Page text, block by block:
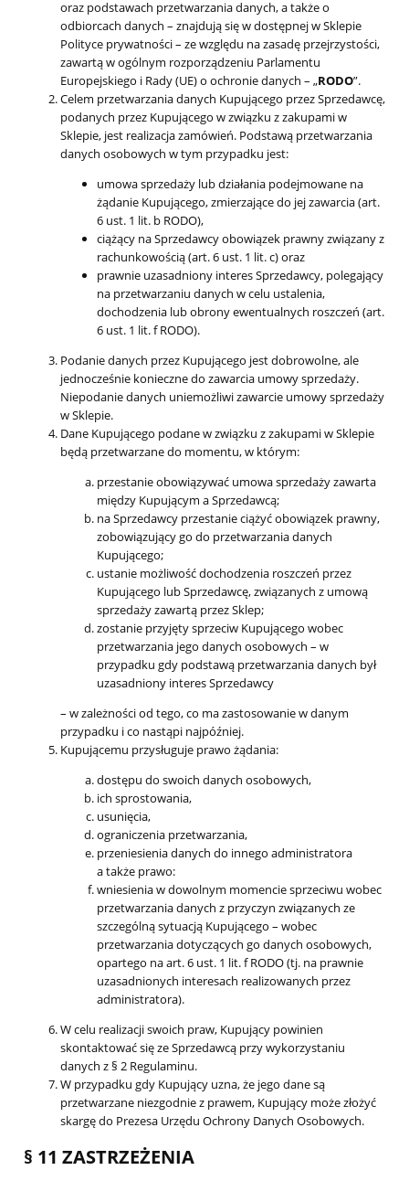
oraz podstawach przetwarzania danych, a także o
odbiorcach danych – znajdują się w dostępnej w Sklepie
Polityce prywatności – ze względu na zasadę przejrzystości,
zawartą w ogólnym rozporządzeniu Parlamentu
Europejskiego i Rady (UE) o ochronie danych – „RODO”.
Celem przetwarzania danych Kupującego przez Sprzedawcę,
podanych przez Kupującego w związku z zakupami w
Sklepie, jest realizacja zamówień. Podstawą przetwarzania
danych osobowych w tym przypadku jest:
umowa sprzedaży lub działania podejmowane na
żądanie Kupującego, zmierzające do jej zawarcia (art.
6 ust. 1 lit. b RODO),
ciążący na Sprzedawcy obowiązek prawny związany z
rachunkowością (art. 6 ust. 1 lit. c) oraz
prawnie uzasadniony interes Sprzedawcy, polegający
na przetwarzaniu danych w celu ustalenia,
dochodzenia lub obrony ewentualnych roszczeń (art.
6 ust. 1 lit. f RODO).
Podanie danych przez Kupującego jest dobrowolne, ale
jednocześnie konieczne do zawarcia umowy sprzedaży.
Niepodanie danych uniemożliwi zawarcie umowy sprzedaży
w Sklepie.
Dane Kupującego podane w związku z zakupami w Sklepie
będą przetwarzane do momentu, w którym:
przestanie obowiązywać umowa sprzedaży zawarta
między Kupującym a Sprzedawcą;
na Sprzedawcy przestanie ciążyć obowiązek prawny,
zobowiązujący go do przetwarzania danych
Kupującego;
ustanie możliwość dochodzenia roszczeń przez
Kupującego lub Sprzedawcę, związanych z umową
sprzedaży zawartą przez Sklep;
zostanie przyjęty sprzeciw Kupującego wobec
przetwarzania jego danych osobowych – w
przypadku gdy podstawą przetwarzania danych był
uzasadniony interes Sprzedawcy
– w zależności od tego, co ma zastosowanie w danym
przypadku i co nastąpi najpóźniej.
Kupującemu przysługuje prawo żądania:
dostępu do swoich danych osobowych,
ich sprostowania,
usunięcia,
ograniczenia przetwarzania,
przeniesienia danych do innego administratora
a także prawo:
wniesienia w dowolnym momencie sprzeciwu wobec
przetwarzania danych z przyczyn związanych ze
szczególną sytuacją Kupującego – wobec
przetwarzania dotyczących go danych osobowych,
opartego na art. 6 ust. 1 lit. f RODO (tj. na prawnie
uzasadnionych interesach realizowanych przez
administratora).
W celu realizacji swoich praw, Kupujący powinien
skontaktować się ze Sprzedawcą przy wykorzystaniu
danych z § 2 Regulaminu.
W przypadku gdy Kupujący uzna, że jego dane są
przetwarzane niezgodnie z prawem, Kupujący może złożyć
skargę do Prezesa Urzędu Ochrony Danych Osobowych.
§ 11 ZASTRZEŻENIA